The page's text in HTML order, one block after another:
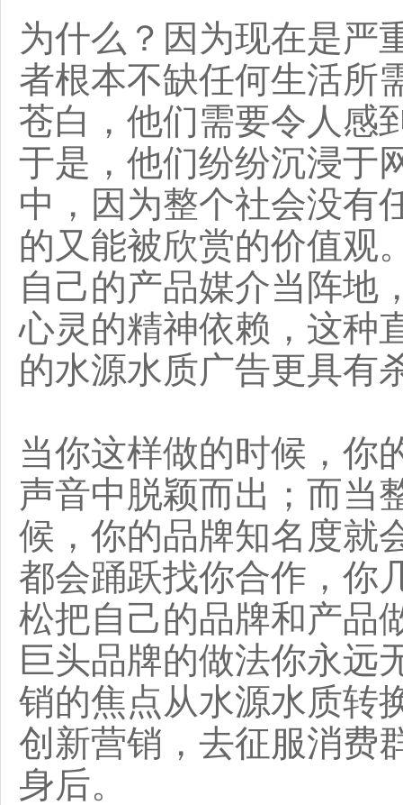
为什么？因为现在是严
者根本不缺任何生活所
苍白，他们需要令人感
于是，他们纷纷沉浸于
中，因为整个社会没有
的又能被欣赏的价值观
自己的产品媒介当阵地
心灵的精神依赖，这种
的水源水质广告更具有
当你这样做的时候，你
声音中脱颖而出；而当
候，你的品牌知名度就
都会踊跃找你合作，你
松把自己的品牌和产品
巨头品牌的做法你永远
销的焦点从水源水质转
创新营销，去征服消费
身后。